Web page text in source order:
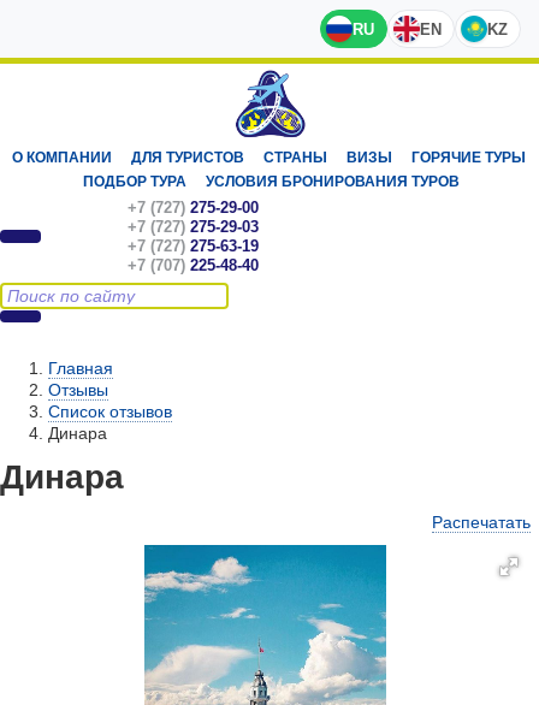
RU EN KZ
О КОМПАНИИ ДЛЯ ТУРИСТОВ СТРАНЫ ВИЗЫ
ГОРЯЧИЕ ТУРЫ
ПОДБОР ТУРА
УСЛОВИЯ БРОНИРОВАНИЯ ТУРОВ
+7 (727) 275-29-00
+7 (727) 275-29-03
+7 (727) 275-63-19
+7 (707) 225-48-40
Главная
Отзывы
Список отзывов
Динара
Динара
Распечатать